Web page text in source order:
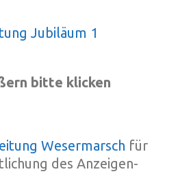
bitte klicken
Wesermarsch für
des Anzeigen-